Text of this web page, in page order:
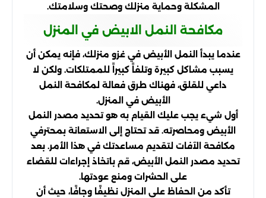
المشكلة وحماية منزلك وصحتك وسلامتك.
مكافحة النمل الابيض في المنزل
عندما يبدأ النمل الأبيض في غزو منزلك، فإنه يمكن أن
يسبب مشاكل كبيرة وتلفاً كبيراً للممتلكات. ولكن لا
داعي للقلق، فهناك طرق فعالة لمكافحة النمل
الأبيض في المنزل.
أول شيء يجب عليك القيام به هو تحديد مصدر النمل
الأبيض ومحاصرته. قد تحتاج إلى الاستعانة بمحترفي
مكافحة الآفات لتقديم مساعدتك في هذا الأمر. بعد
تحديد مصدر النمل الأبيض، قم باتخاذ إجراءات للقضاء
على الحشرات ومنع عودتها.
تأكد من الحفاظ على المنزل نظيفًا وجافًا، حيث أن